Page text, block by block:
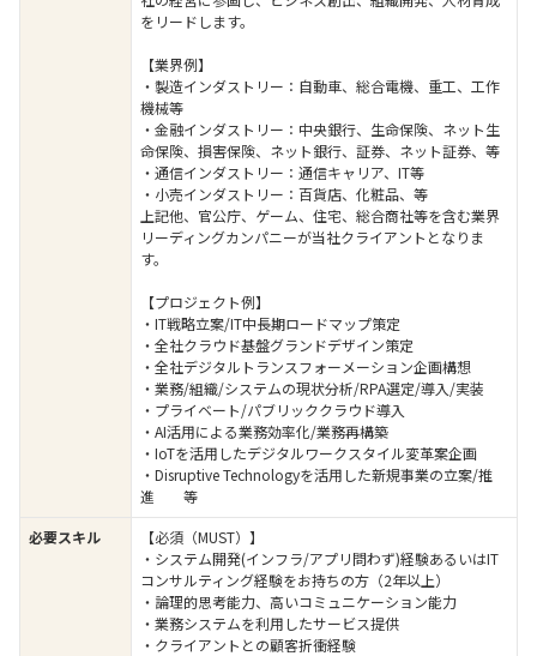
をリードします。
【業界例】
・製造インダストリー：自動車、総合電機、重工、工作
機械等
・金融インダストリー：中央銀行、生命保険、ネット生
命保険、損害保険、ネット銀行、証券、ネット証券、等
・通信インダストリー：通信キャリア、IT等
・小売インダストリー：百貨店、化粧品、等
上記他、官公庁、ゲーム、住宅、総合商社等を含む業界
リーディングカンパニーが当社クライアントとなりま
す。
【プロジェクト例】
・IT戦略立案/IT中長期ロードマップ策定
・全社クラウド基盤グランドデザイン策定
・全社デジタルトランスフォーメーション企画構想
・業務/組織/システムの現状分析/RPA選定/導入/実装
・プライベート/パブリッククラウド導入
・AI活用による業務効率化/業務再構築
・IoTを活用したデジタルワークスタイル変革案企画
・Disruptive Technologyを活用した新規事業の立案/推
進 等
必要スキル
【必須（MUST）】
・システム開発(インフラ/アプリ問わず)経験あるいはIT
コンサルティング経験をお持ちの方（2年以上）
・論理的思考能力、高いコミュニケーション能力
・業務システムを利用したサービス提供
・クライアントとの顧客折衝経験